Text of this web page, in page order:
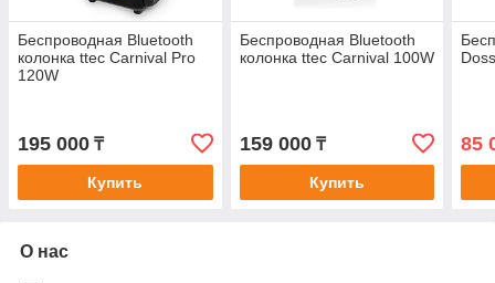
Беспроводная Bluetooth
колонка ttec Carnival Pro
120W
195 000 ₸
Купить
Беспроводная Bluetooth
колонка ttec Carnival 100W
159 000₸
Купить
85
О нас